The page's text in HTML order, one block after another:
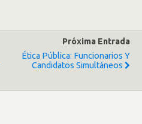
Próxima Entrada
Ética Pública: Funcionarios Y
Candidatos Simultáneos